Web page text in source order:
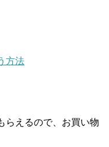
イにログインできな
因はコレでした。
「えらべるギフト」がフ
で登場！WAON1%還
加時のナビダイヤル
方法
らえるので、お買い物